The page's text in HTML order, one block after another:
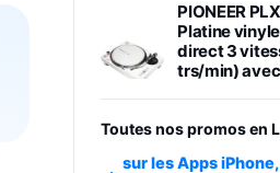
PIONEER
Platine
direct 3
trs/min)
Smartphone
Toutes nos promos en
sur les Apps